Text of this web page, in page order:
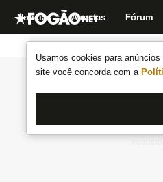
Usamos cookies para
site você concorda com a
Notícias Apostas Fórum